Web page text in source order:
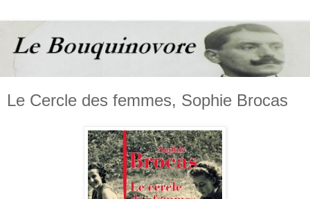
Le Cercle des femmes, Sophie Brocas